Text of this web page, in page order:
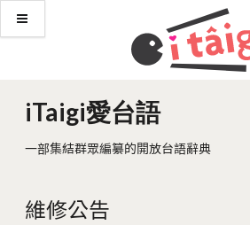
iTaigi愛台語
一部集結群眾編纂的開放台語辭典
維修公告